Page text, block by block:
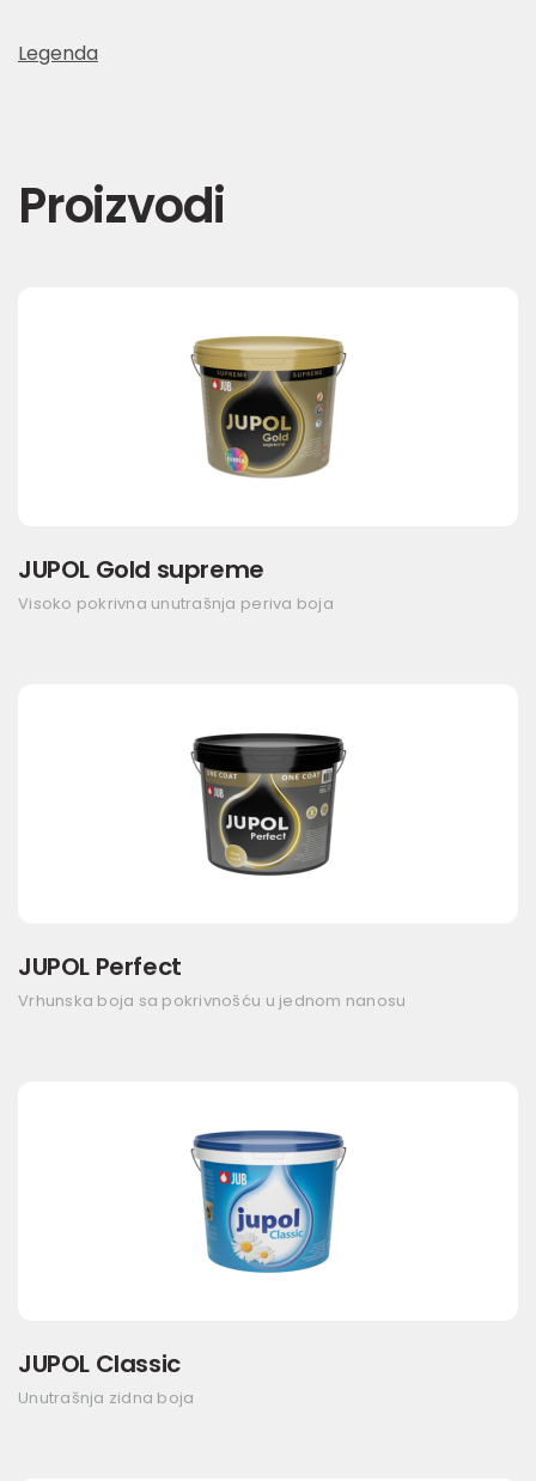
Legenda
Proizvodi
JUPOL Gold supreme
Visoko pokrivna unutrašnja periva boja
JUPOL Perfect
Vrhunska boja sa pokrivnošću u jednom nanosu
JUPOL Classic
Unutrašnja zidna boja